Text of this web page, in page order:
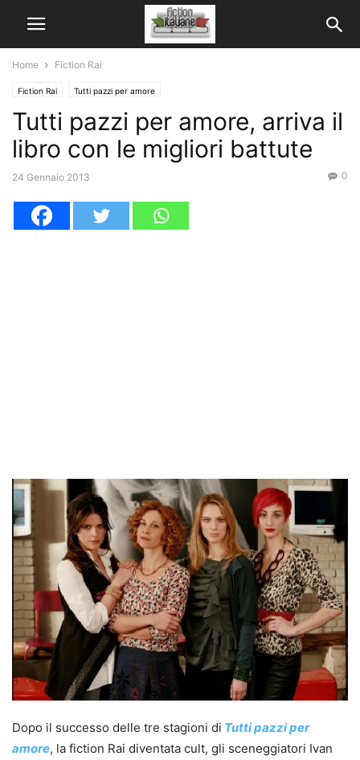
Home Fiction Rai
Fiction Rai Tutti pazzi per amore
Tutti pazzi per amore, arriva il
libro con le migliori battute
24 Gennaio 2013 0
Dopo il successo delle tre stagioni di Tutti pazzi per
amore, la fiction Rai diventata cult, gli sceneggiatori Ivan